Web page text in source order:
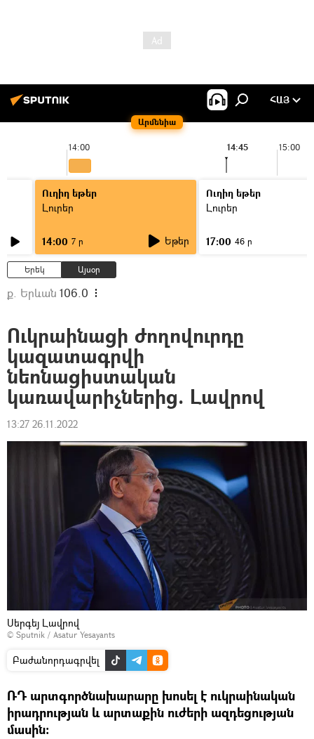
Արմենիա
ՀԱՅ
14:00 15:00
14:45
Ուղիղ եթեր
Լուրեր
14:00 7 ր Եթեր
Ուղիղ եթեր
Լուրեր
17:00 46 ր
Երեկ Այսօր
ք. Երևան 106.0
Ուկրաինացի ժողովուրդը
կազատագրվի
նեոնացիստական
կառավարիչներից. Լավրով
13:27 26.11.2022
Սերգեյ Լավրով
© Sputnik / Asatur Yesayants
Բաժանորդագրվել
ՌԴ արտգործնախարարը խոսել է ուկրաինական
իրադրության և արտաքին ուժերի ազդեցության
մասին։